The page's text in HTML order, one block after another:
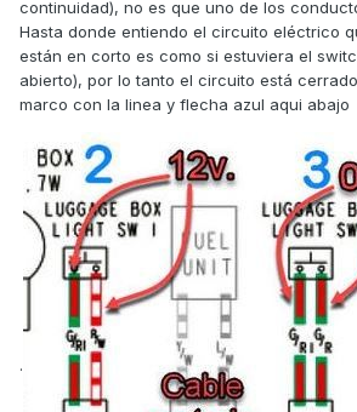
Con el tester puedes medir continuidad
pulsador y la bombilla (cerrando el cierre
como si estuviera el asiento cerrado, no
para que sepas qué lado del pulsador
pulsador con un nuevo cable (o
has visto quemado).
Ni idea, pero yo también tengo un
conectado cerca de la bomba de
continuidad), no es que uno de los
Hasta donde entiendo el circuito eléctrico
están en corto es como si estuviera el
abierto), por lo tanto el circuito está
marco con la linea y flecha azul aqui abajo
.